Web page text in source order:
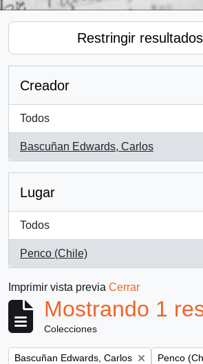
Restringir
Creador
Todos
Bascuñan Edwards, Carlos
, 1 resultados
Lugar
Todos
Penco (Chile)
, 1 resultados
Imprimir vista previa Cerrar
Mostrando 1
Colecciones
Remove filter:
Bascuñan Edwards, Carlos Remove
Penco